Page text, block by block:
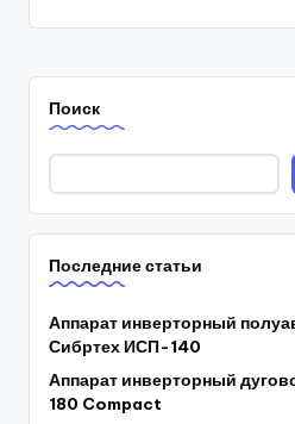
Поиск
Последние статьи
Аппарат инверторный
Сибртех ИСП-140
Аппарат инверторный
180 Compact